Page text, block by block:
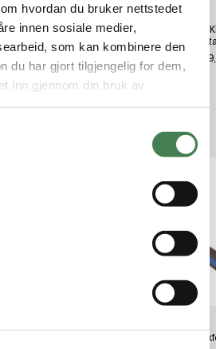
hvordan du bruker nettstedet
innen sosiale medier,
som kan kombinere den
du har gjort tilgjengelig for dem,
inn gjennom din bruk av
Hornady Primer Pocket Uniformer
Lg
kr